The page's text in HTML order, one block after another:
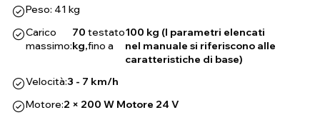
Peso: 41 kg
Carico
massimo:
70
kg,
testato
fino a
100 kg (I parametri elencati
nel manuale si riferiscono alle
caratteristiche di base)
Velocità:3 - 7 km/h
Motore:2 × 200 W Motore 24 V